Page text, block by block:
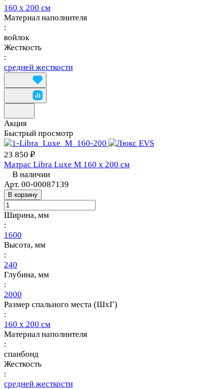
160 х 200 см
Материал наполнителя
:
войлок
Жесткость
:
средней жесткости
Акция
Быстрый просмотр
23 850 ₽
Матрас Libra Luxe M 160 х 200 см
В наличии
Арт. 00-00087139
В корзину
Ширина, мм
:
1600
Высота, мм
:
240
Глубина, мм
:
2000
Размер спального места (ШхГ)
:
160 х 200 см
Материал наполнителя
:
спанбонд
Жесткость
:
средней жесткости